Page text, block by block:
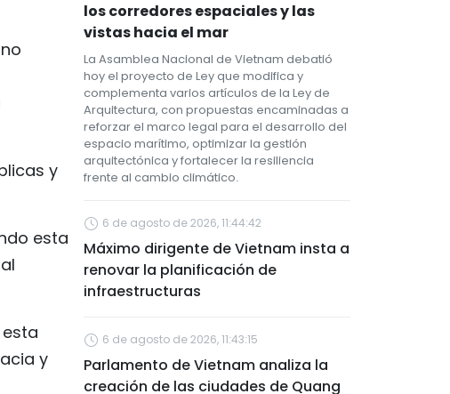
y
esta
y
los corredores espaciales y las
vistas hacia el mar
La Asamblea Nacional de Vietnam debatió
hoy el proyecto de Ley que modifica y
complementa varios artículos de la Ley de
Arquitectura, con propuestas encaminadas a
reforzar el marco legal para el desarrollo del
espacio marítimo, optimizar la gestión
arquitectónica y fortalecer la resiliencia
frente al cambio climático.
6 de agosto de 2026, 11:44:42
Máximo dirigente de Vietnam insta a
renovar la planificación de
infraestructuras
6 de agosto de 2026, 11:43:15
Parlamento de Vietnam analiza la
creación de las ciudades de Quang